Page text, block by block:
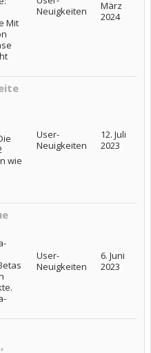
Mit
Neuigkeiten
März
2024
wie
User-
Neuigkeiten
12. Juli
2023
User-
Neuigkeiten
6. Juni
2023